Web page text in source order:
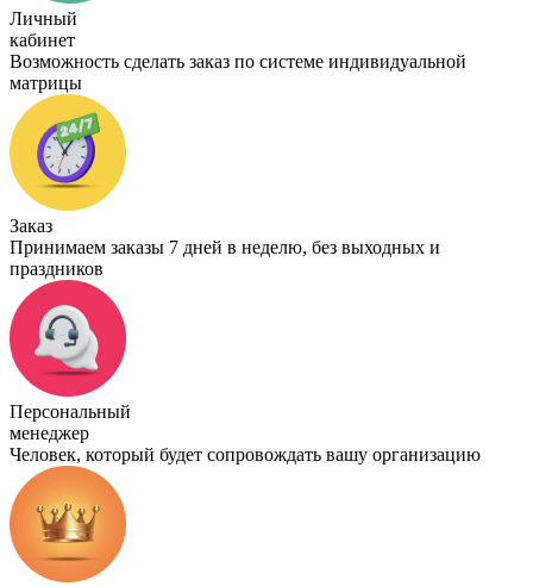
Личный
кабинет
Возможность сделать заказ по системе индивидуальной
матрицы
Заказ
Принимаем заказы 7 дней в неделю, без выходных и
праздников
Персональный
менеджер
Человек, который будет сопровождать вашу организацию